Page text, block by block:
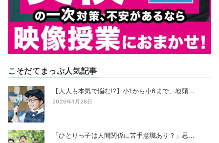
こそだてまっぷ人気記事
【大人も本気で悩む!?】小1から小6まで、地頭...
2026年1月26日
「ひとりっ子は人間関係に苦手意識あり？」思...